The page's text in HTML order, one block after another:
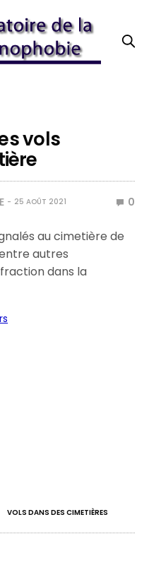
vols
25 AOÛT 2021 0
au cimetière de
autres
dans la
VOLS DANS DES CIMETIÈRES